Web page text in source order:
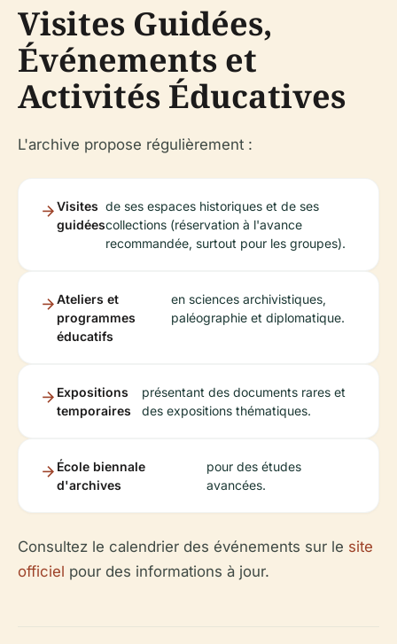
Visites Guidées,
Événements et
Activités Éducatives
L'archive propose régulièrement :
Visites
guidées
de ses espaces historiques et de ses
collections (réservation à l'avance
recommandée, surtout pour les groupes).
Ateliers et
programmes
éducatifs
en sciences archivistiques,
paléographie et diplomatique.
Expositions
temporaires
présentant des documents rares et
des expositions thématiques.
École biennale
d'archives
pour des études
avancées.
Consultez le calendrier des événements sur le site
officiel pour des informations à jour.